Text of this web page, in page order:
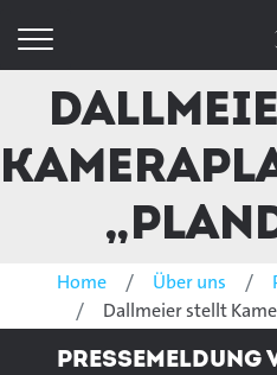
Home Über uns
Dallmeier stellt
Pressemeldung